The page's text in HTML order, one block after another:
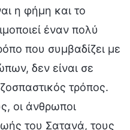
η φήμη και το
έναν πολύ
που συμβαδίζει με
δεν είναι σε
τρόπος.
οι άνθρωποι
του Σατανά, τους